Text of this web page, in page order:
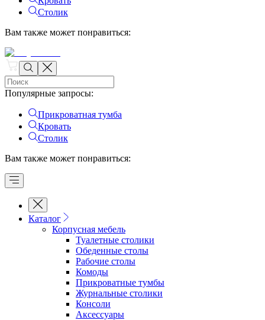
Столик
Вам также может понравиться:
Популярные запросы:
Прикроватная тумба
Кровать
Столик
Вам также может понравиться:
Каталог
Корпусная мебель
Туалетные столики
Обеденные cтолы
Рабочие столы
Комоды
Прикроватные тумбы
Журнальные столики
Консоли
Аксессуары